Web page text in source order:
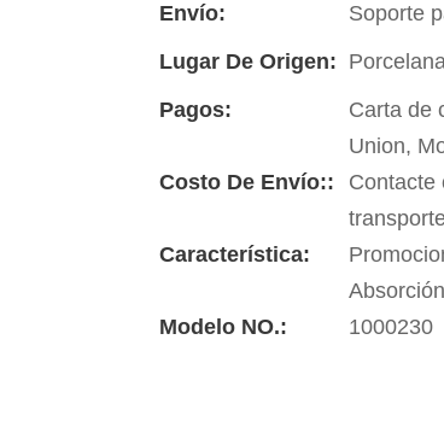
Envío:
Soporte
Lugar De Origen:
Pagos:
Carta de
Union,
Costo De Envío::
Contacte
Característica:
Modelo NO.:
1000230